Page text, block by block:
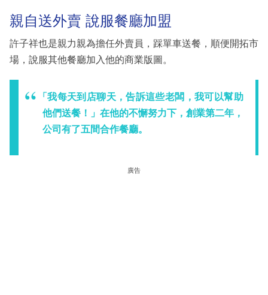
親自送外賣 說服餐廳加盟
許子祥也是親力親為擔任外賣員，踩單車送餐，順便開拓市
場，說服其他餐廳加入他的商業版圖。
「我每天到店聊天，告訴這些老闆，我可以幫助
他們送餐！」在他的不懈努力下，創業第二年，
公司有了五間合作餐廳。
廣告